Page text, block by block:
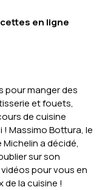
en ligne
pour manger des
et fouets,
de cuisine
Massimo Bottura, le
a décidé,
sur son
pour vous en
de la cuisine !